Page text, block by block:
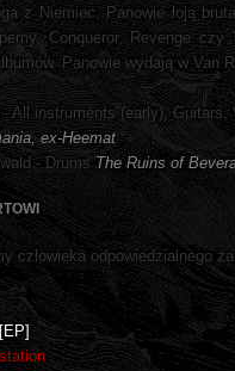
z Niemiec. Panowie łoją
Conqueror, Revenge
Panowie wydają w Van
- All instruments (early),
ex-Heemat
- DrumsThe Ruins of
człowieka odpowiedzialnego